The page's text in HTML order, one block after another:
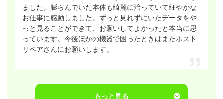
ました。膨らんでいた本体も綺麗に治っていて細やかな
お仕事に感動しました。ずっと見れずにいたデータをや
っと見ることができて、お願いしてよかったと本当に思
っています。今後ほかの機器で困ったときはまたポスト
リペアさんにお願いします。
もっと見る